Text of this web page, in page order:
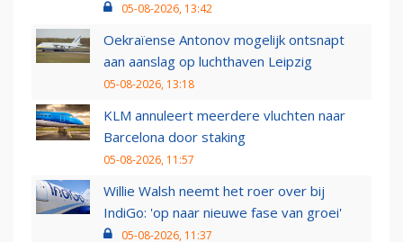
05-08-2026, 13:42
Oekraïense Antonov mogelijk ontsnapt
aan aanslag op luchthaven Leipzig
05-08-2026, 13:18
KLM annuleert meerdere vluchten naar
Barcelona door staking
05-08-2026, 11:57
Willie Walsh neemt het roer over bij
IndiGo: 'op naar nieuwe fase van groei'
05-08-2026, 11:37